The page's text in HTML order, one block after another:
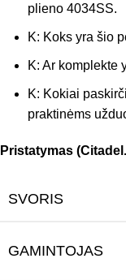
plieno 4034SS.
K: Koks yra šio
K: Ar komplekte
K: Kokiai
praktinėms
Pristatymas
SVORIS
GAMINTOJAS